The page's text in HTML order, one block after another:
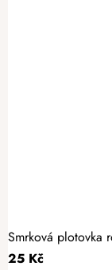
Smrková plotovka
25 Kč